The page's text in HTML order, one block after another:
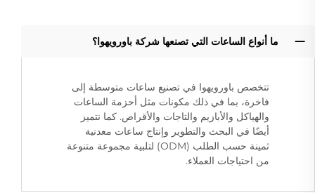
ما أنواع الساعات التي تصنعها شركة باورويهوا؟
تتخصص باورويهوا في تصنيع ساعات متوسطة إلى
فاخرة، بما في ذلك مكونات مثل أحزمة الساعات
والهياكل والأبازيم والتاجات والأقراص. كما نتميز
أيضًا في البحث والتطوير وإنتاج ساعات معدنية
ثمينة حسب الطلب (ODM) لتلبية مجموعة متنوعة
من احتياجات العملاء.